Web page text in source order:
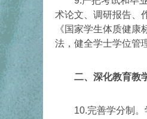
术论文、调研报告、
《国家学生体质健
法，健全学士学位管
二、深化教育教
10.完善学分制。学